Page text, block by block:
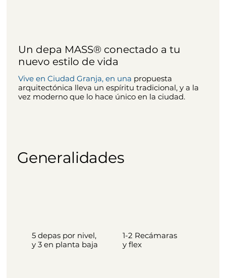
Un depa MASS® conectado a tu
nuevo estilo de vida
Vive en Ciudad Granja, en una propuesta
arquitectónica lleva un espíritu tradicional, y a la
vez moderno que lo hace único en la ciudad.
Generalidades
5 depas por nivel,
y 3 en planta baja
1-2 Recámaras
y flex